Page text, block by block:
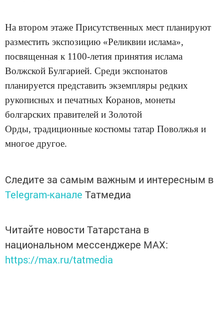
На втором этаже Присутственных мест планируют
разместить экспозицию «Реликвии ислама»,
посвященная к 1100-летия принятия ислама
Волжской Булгарией. Среди экспонатов
планируется представить экземпляры редких
рукописных и печатных Коранов, монеты
болгарских правителей и Золотой
Орды, традиционные костюмы татар Поволжья и
многое другое.
Следите за самым важным и интересным в
Telegram-канале Татмедиа
Читайте новости Татарстана в
национальном мессенджере MАХ:
https://max.ru/tatmedia